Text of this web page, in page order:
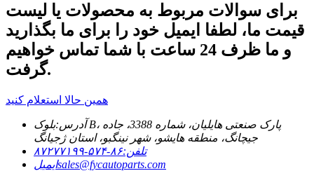
برای سوالات مربوط به محصولات یا لیست
قیمت ما، لطفا ایمیل خود را برای ما بگذارید
و ما ظرف 24 ساعت با شما تماس خواهیم
گرفت.
همین حالا استعلام کنید
آدرس:بلوک B، پارک صنعتی هایلیان، شماره 3388، جاده
جیچانگ، منطقه هایشو، شهر نینگبو، استان ژجیانگ
تلفن:۸۶-۵۷۴-۸۷۲۷۷۱۹۹
ایمیلsales@fycautoparts.com